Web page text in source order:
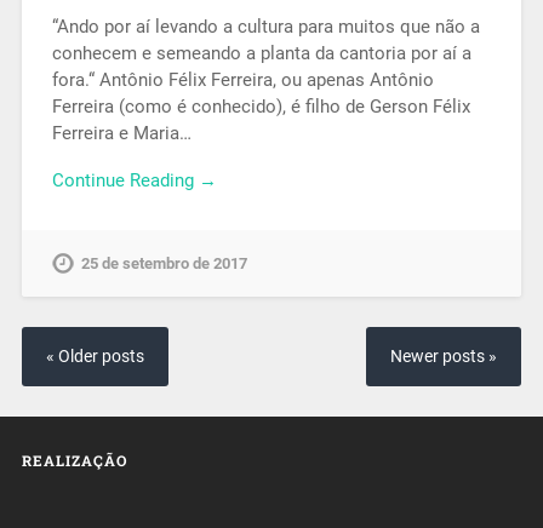
“Ando por aí levando a cultura para muitos que não a
conhecem e semeando a planta da cantoria por aí a
fora.“ Antônio Félix Ferreira, ou apenas Antônio
Ferreira (como é conhecido), é filho de Gerson Félix
Ferreira e Maria…
Continue Reading →
25 de setembro de 2017
« Older posts Newer posts »
REALIZAÇÃO